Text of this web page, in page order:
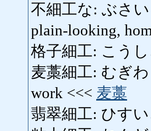
不細工な: ぶさい
plain-looking,
格子細工: こう
麦藁細工: むぎわ
work <<< 麦藁
翡翠細工: ひす